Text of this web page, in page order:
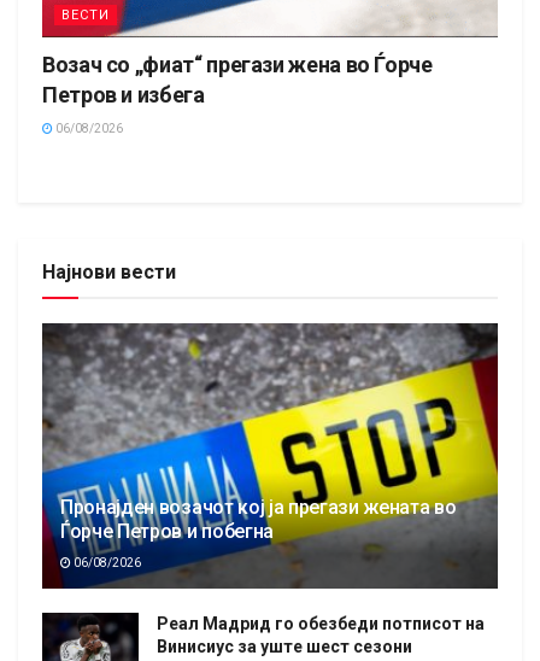
ВЕСТИ
Возач со „фиат“ прегази жена во Ѓорче
Петров и избега
06/08/2026
Најнови вести
Пронајден возачот кој ја прегази жената во
Ѓорче Петров и побегна
06/08/2026
Реал Мадрид го обезбеди потписот на
Винисиус за уште шест сезони